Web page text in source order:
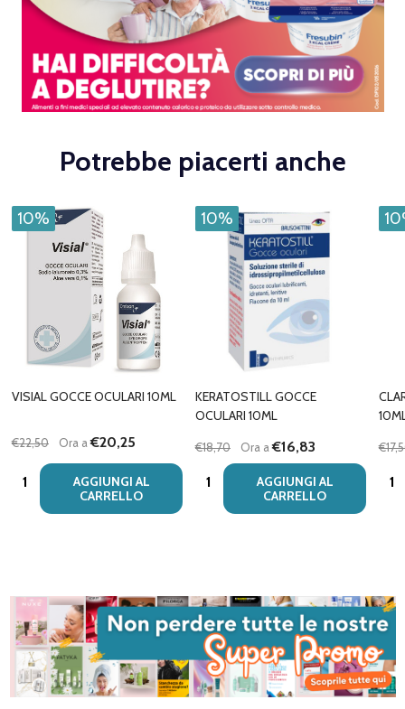
Potrebbe piacerti anche
10%
VISIAL GOCCE OCULARI 10ML
€22,50 Ora a€20,25
Quantità:
AGGIUNGI AL
CARRELLO
10%
KERATOSTILL GOCCE
OCULARI 10ML
€18,70 Ora a€16,83
Quantità:
AGGIUNGI AL
CARRELLO